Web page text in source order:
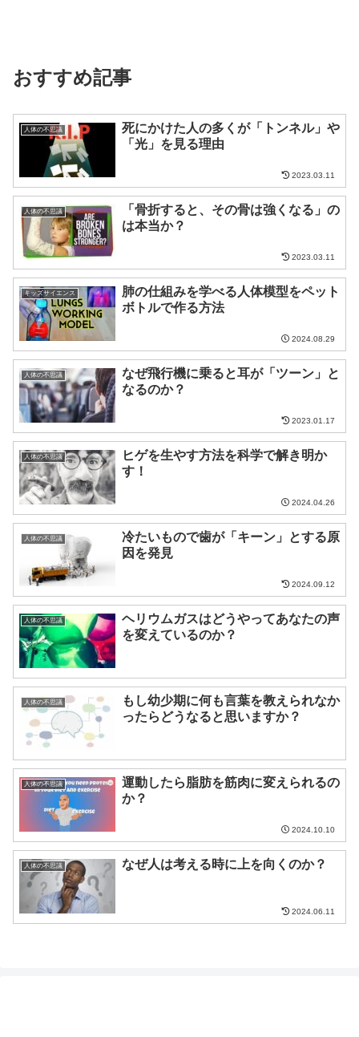
おすすめ記事
人体の不思議
死にかけた人の多くが「トンネル」や
「光」を見る理由
2023.03.11
人体の不思議
「骨折すると、その骨は強くなる」の
は本当か？
2023.03.11
キッズサイエンス
肺の仕組みを学べる人体模型をペット
ボトルで作る方法
2024.08.29
人体の不思議
なぜ飛行機に乗ると耳が「ツーン」と
なるのか？
2023.01.17
人体の不思議
ヒゲを生やす方法を科学で解き明か
す！
2024.04.26
人体の不思議
冷たいもので歯が「キーン」とする原
因を発見
2024.09.12
人体の不思議
ヘリウムガスはどうやってあなたの声
を変えているのか？
人体の不思議
もし幼少期に何も言葉を教えられなか
ったらどうなると思いますか？
人体の不思議
運動したら脂肪を筋肉に変えられるの
か？
2024.10.10
人体の不思議 なぜ人は考える時に上を向くのか？
2024.06.11